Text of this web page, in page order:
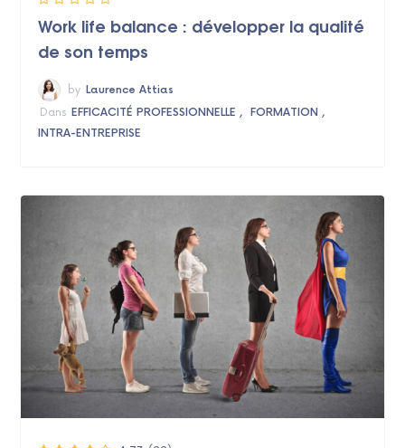
Work life balance : développer la qualité
de son temps
by Laurence Attias
Dans EFFICACITÉ PROFESSIONNELLE
FORMATION
INTRA-ENTREPRISE